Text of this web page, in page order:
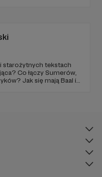
starożytnych tekstach
Co łączy Sumerów,
Jak się mają Baal i